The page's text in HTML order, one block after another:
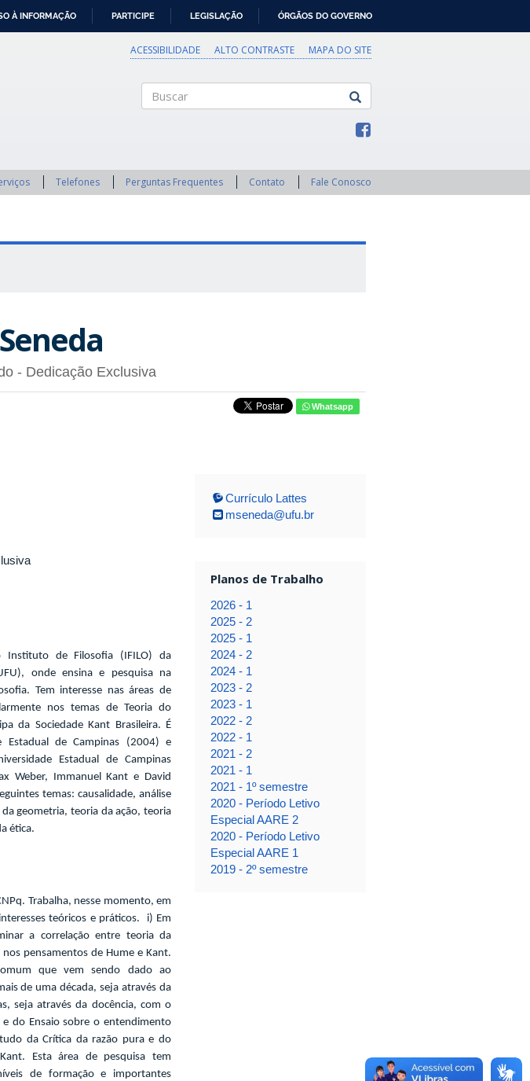
À INFORMAÇÃO PARTICIPE LEGISLAÇÃO ÓRGÃOS DO GOVERNO
ACESSIBILIDADE ALTO CONTRASTE MAPA DO SITE
Telefones Perguntas Frequentes Contato Fale Conosco
- Dedicação Exclusiva
Whatsapp
Instituto de Filosofia (IFILO) da
onde ensina e pesquisa na
Tem interesse nas áreas de
nos temas de Teoria do
da Sociedade Kant Brasileira. É
Estadual de Campinas (2004) e
Estadual de Campinas
Weber, Immanuel Kant e David
temas: causalidade, análise
geometria, teoria da ação, teoria
ética.
Trabalha, nesse momento, em
teóricos e práticos. i) Em
a correlação entre teoria da
pensamentos de Hume e Kant.
que vem sendo dado ao
de uma década, seja através da
seja através da docência, com o
do Ensaio sobre o entendimento
da Crítica da razão pura e do
Esta área de pesquisa tem
de formação e importantes
Currículo Lattes
mseneda@ufu.br
Planos de Trabalho
2026 - 1
2025 - 2
2025 - 1
2024 - 2
2024 - 1
2023 - 2
2023 - 1
2022 - 2
2022 - 1
2021 - 2
2021 - 1
2021 - 1º semestre
2020 - Período Letivo
Especial AARE 2
2020 - Período Letivo
Especial AARE 1
2019 - 2º semestre